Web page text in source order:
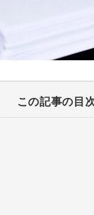
この記事の目